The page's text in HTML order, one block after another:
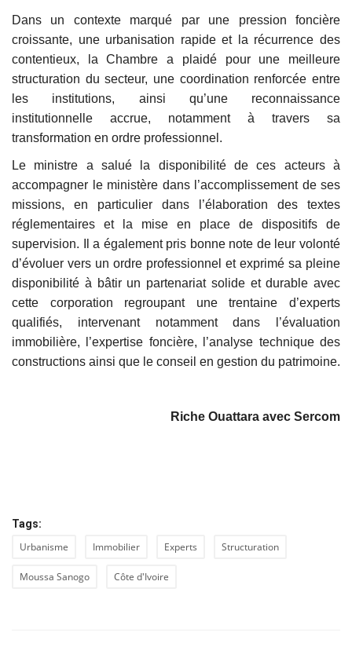
Dans un contexte marqué par une pression foncière
croissante, une urbanisation rapide et la récurrence des
contentieux, la Chambre a plaidé pour une meilleure
structuration du secteur, une coordination renforcée entre
les institutions, ainsi qu’une reconnaissance
institutionnelle accrue, notamment à travers sa
transformation en ordre professionnel.
Le ministre a salué la disponibilité de ces acteurs à
accompagner le ministère dans l’accomplissement de ses
missions, en particulier dans l’élaboration des textes
réglementaires et la mise en place de dispositifs de
supervision. Il a également pris bonne note de leur volonté
d’évoluer vers un ordre professionnel et exprimé sa pleine
disponibilité à bâtir un partenariat solide et durable avec
cette corporation regroupant une trentaine d’experts
qualifiés, intervenant notamment dans l’évaluation
immobilière, l’expertise foncière, l’analyse technique des
constructions ainsi que le conseil en gestion du patrimoine.
Riche Ouattara avec Sercom
Tags:
Urbanisme Immobilier Experts Structuration
Moussa Sanogo Côte d'Ivoire